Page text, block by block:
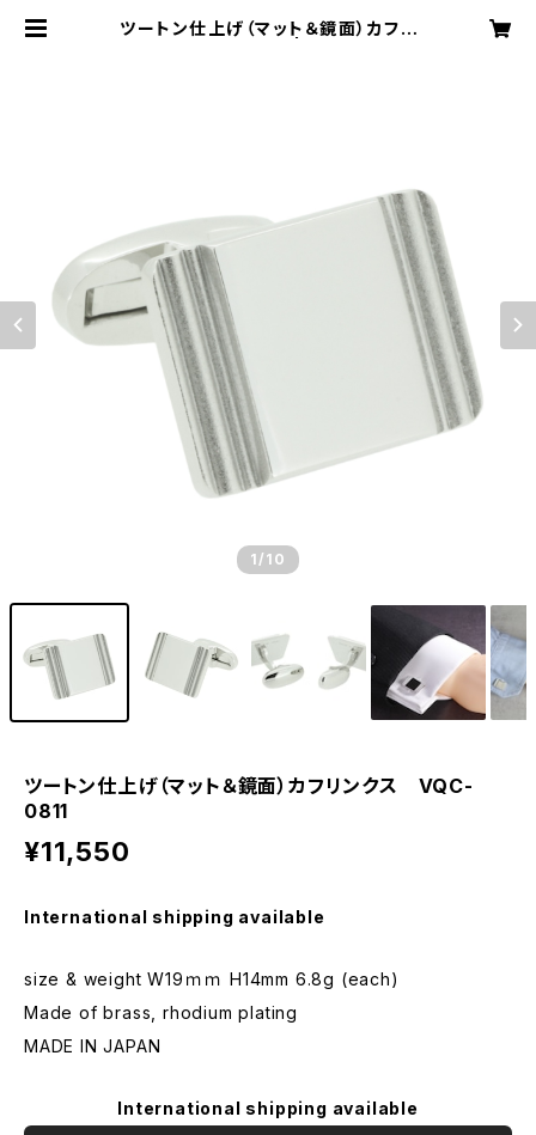
ツートン仕上げ（マット＆鏡面）カフリ
1 /10
ツートン仕上げ（マット＆鏡面）カフリンクス VQC-
0811
¥11,550
International shipping available
size & weight W19ｍｍ H14mm 6.8g (each)
Made of brass, rhodium plating
MADE IN JAPAN
International shipping available